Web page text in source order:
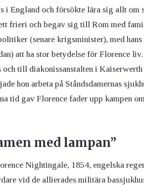
i England och försökte lära sig allt om
frieri och begav sig till Rom med
(senare krigsminister), med
att ha stor betydelse för Florence
till diakonissanstalten i
hon arbeta på Ståndsdamernas
tid gav Florence fader upp kampen
med lampan”
Nightingale, 1854, engelska
vid de allierades militära